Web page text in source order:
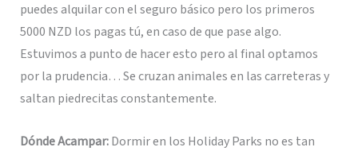
puedes alquilar con el seguro básico pero los primeros
5000 NZD los pagas tú, en caso de que pase algo.
Estuvimos a punto de hacer esto pero al final optamos
por la prudencia… Se cruzan animales en las carreteras y
saltan piedrecitas constantemente.
Dónde Acampar:Dormir en los Holiday Parks no es tan